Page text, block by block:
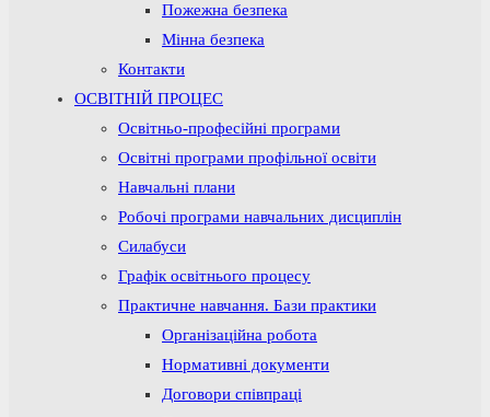
Пожежна безпека
Мінна безпека
Контакти
ОСВІТНІЙ ПРОЦЕС
Освітньо-професійні програми
Освітні програми профільної освіти
Навчальні плани
Робочі програми навчальних дисциплін
Силабуси
Графік освітнього процесу
Практичне навчання. Бази практики
Організаційна робота
Нормативні документи
Договори співпраці